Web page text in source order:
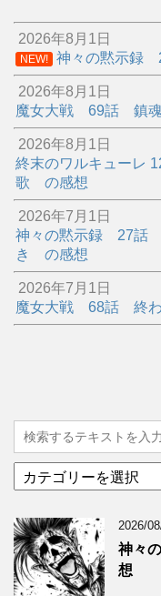
2026年8月1日
NEW! 神々の黙示録
2026年8月1日
魔女大戦 69話 鎮
2026年8月1日
終末のワルキュー
歌 の感想
2026年7月1日
神々の黙示録 27話
き の感想
2026年7月1日
魔女大戦 68話 終
テ
リ
ー
2026/
神々
想